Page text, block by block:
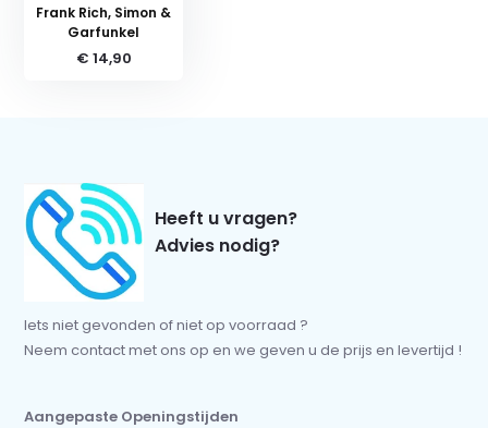
Frank Rich, Simon &
Garfunkel
€ 14,90
Heeft u vragen?
Advies nodig?
Iets niet gevonden of niet op voorraad ?
Neem contact met ons op en we geven u de prijs en levertijd !
Aangepaste Openingstijden